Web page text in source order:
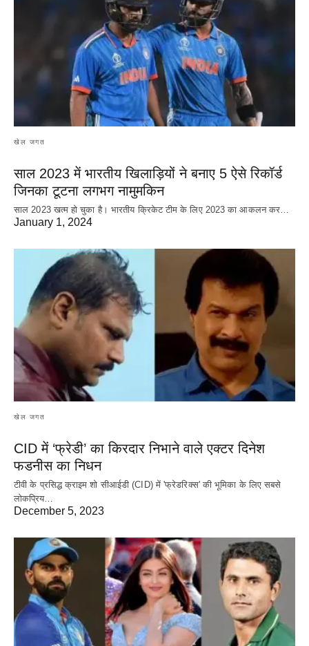
खेल जगत
साल 2023 में भारतीय खिलाड़ियों ने बनाए 5 ऐसे रिकॉर्ड
जिनका टूटना लगभग नामुमकिन
साल 2023 खत्म हो चुका है। भारतीय क्रिकेट‌ टीम के लिए 2023 का आकलन कर…
January 1, 2024
खेल जगत
CID में ‘फ्रेडी’ का किरदार निभाने वाले एक्टर दिनेश
फडनीस का निधन
टीवी के प्रसिद्ध क्राइम शो सीआईडी (CID) में 'फ्रेडरिक्स' की भूमिका के लिए सबसे
लोकप्रिय…
December 5, 2023